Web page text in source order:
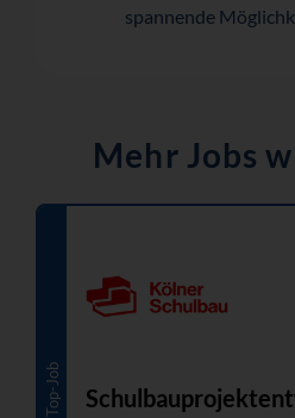
spannende
Mehr Jobs
Top-Job